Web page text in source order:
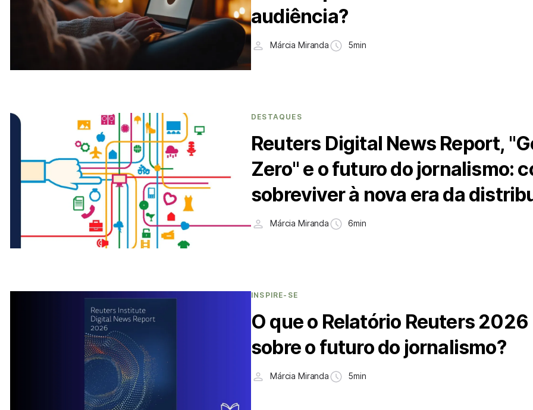
audiência?
Márcia Miranda 5min
DESTAQUES
Reuters Digital News Report,
Zero" e o futuro do jornalismo:
sobreviver à nova era da
Márcia Miranda 6min
INSPIRE-SE
O que o Relatório Reuters
sobre o futuro do jornalismo?
Márcia Miranda 5min